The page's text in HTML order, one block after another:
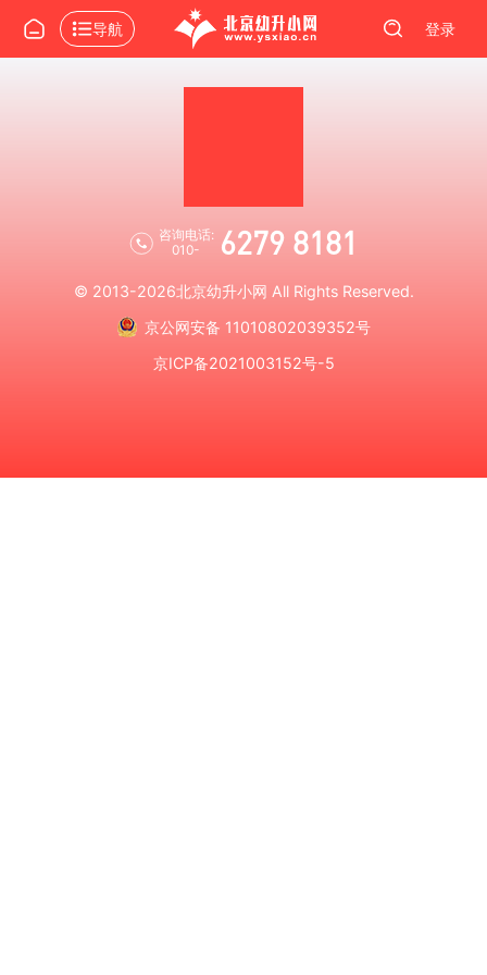
导航 登录
咨询电话:
010-
6279 8181
© 2013-2026北京幼升小网 All Rights Reserved.
京公网安备 11010802039352号
京ICP备2021003152号-5